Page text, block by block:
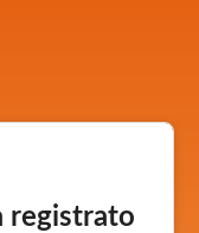
registrato